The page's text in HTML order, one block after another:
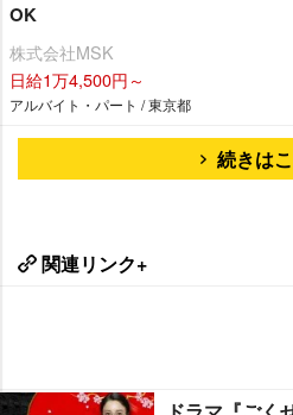
OK
株式会社MSK
日給1万4,500円～
アルバイト・パート / 東京都
続きは
関連リンク+